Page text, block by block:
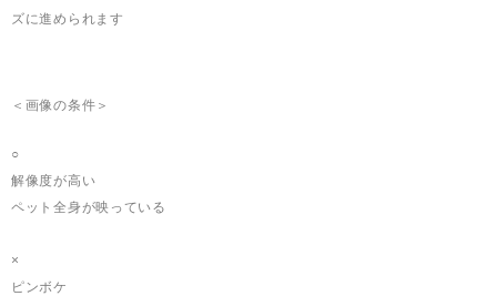
ズに進められます
＜画像の条件＞
○
解像度が高い
ペット全身が映っている
×
ピンボケ